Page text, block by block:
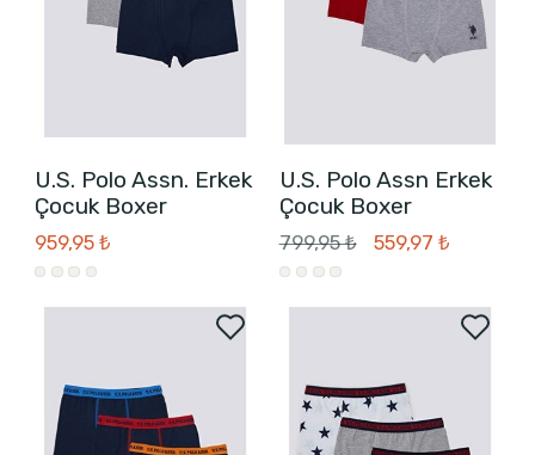
U.S. Polo Assn. Erkek
Çocuk Boxer
959,95 ₺
U.S. Polo Assn Erkek
Çocuk Boxer
799,95 ₺ 559,97 ₺